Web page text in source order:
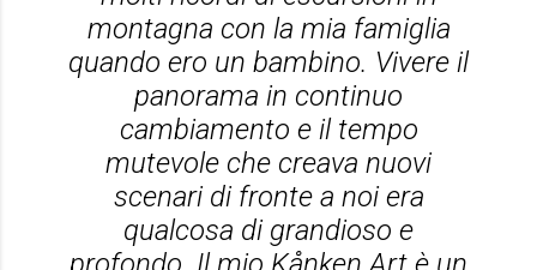
montagna con la mia famiglia
quando ero un bambino. Vivere il
panorama in continuo
cambiamento e il tempo
mutevole che creava nuovi
scenari di fronte a noi era
qualcosa di grandioso e